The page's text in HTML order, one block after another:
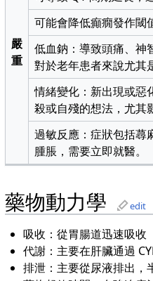
嚴
重
可能會降低癲癇發作閾
低血鈉：導致頭痛、神
對於老年患者來說尤其
情緒變化：新出現或惡
殺或自殘的想法，尤其
過敏反應：症狀包括蕁
腫脹，需要立即就醫。
藥物動力學 edit
吸收：從胃腸道迅速吸收
代謝：主要在肝臟通過
排泄：主要從尿液排出，